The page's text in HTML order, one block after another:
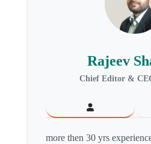
Rajeev
Chief Editor &
more then 30 yrs